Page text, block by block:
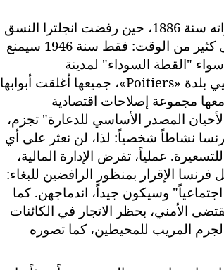
تيار تحرير البشر، المتشبع بتصورات أخلاقية، سيحصد أول انتصاراته سنة 1886، حين رفضت انجلترا النسق
التنظيمي، على الطريقة الفرنسية. فرنسا التي احتاجت دائماً إلى كثير من الوقت: فقط سنة 1946 سيمنع
"القطة السوداء" لمدينة
بلدة «Poitiers»، جميعها أغلقت أبوابها
معها مجموعة إصلاحات اقتصادية
المصدر الأساسي للدعارة" تجزم،
فرنسا نشاطاً شخصياً: لذا، لن نعثر على أي
عملياً، تفرض الإدارة المالية،
فرنسا الإقرار بمنظور الرافضين للبغاء:
ملتزمات اجتماعياً" وسيكون جيداً، اندماجهن. كما
الأمني، بحظر الاتجار في الكائنات
المريب للمحيطين، كما تصوره